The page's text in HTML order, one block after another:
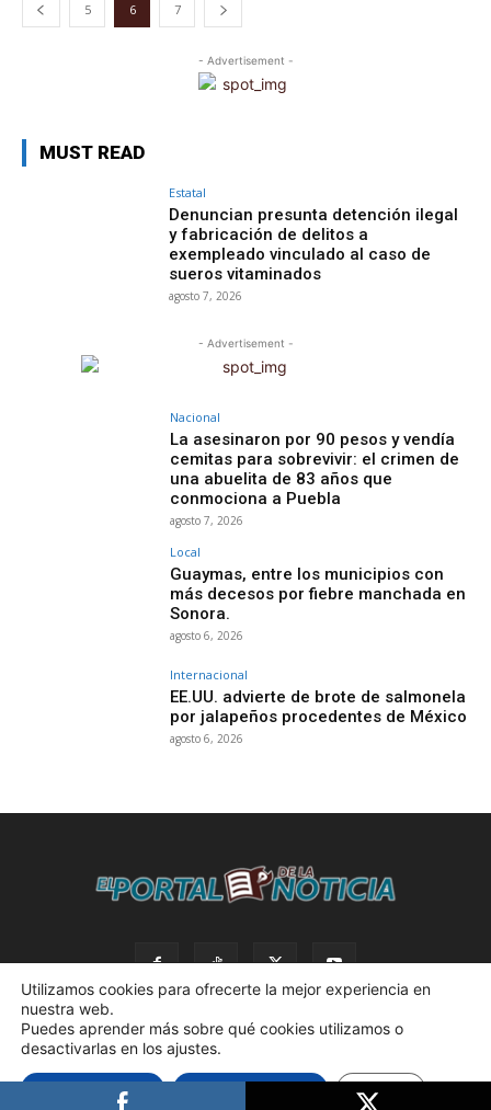
5 6 7
- Advertisement -
MUST READ
Estatal
Denuncian presunta detención ilegal
y fabricación de delitos a
exempleado vinculado al caso de
sueros vitaminados
agosto 7, 2026
- Advertisement -
Nacional
La asesinaron por 90 pesos y vendía
cemitas para sobrevivir: el crimen de
una abuelita de 83 años que
conmociona a Puebla
agosto 7, 2026
Local
Guaymas, entre los municipios con
más decesos por fiebre manchada en
Sonora.
agosto 6, 2026
Internacional
EE.UU. advierte de brote de salmonela
por jalapeños procedentes de México
agosto 6, 2026
© 2023 El Portal de la Noticia. Todos los derechos reservados. |
Política de privacidad. |
Desarrollado por AdBox
Utilizamos cookies para ofrecerte la mejor experiencia en
nuestra web.
Puedes aprender más sobre qué cookies utilizamos o
desactivarlas en los ajustes.
Aceptar cookies Ajustes